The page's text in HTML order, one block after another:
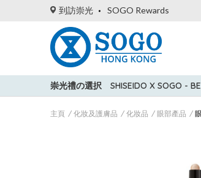
到訪崇光 SOGO Rewards
崇光禮の選択 SHISEIDO X SOGO -
主頁 化妝及護膚品 化妝品 眼部產品